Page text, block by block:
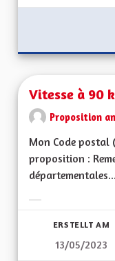
Vitesse à 90
Proposition
Mon Code
proposition :
départementales...
ERSTELLT AM
13/05/2023